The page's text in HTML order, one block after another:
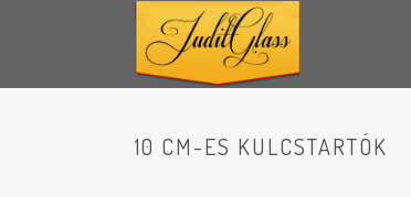
10 CM-ES KULCSTARTÓK